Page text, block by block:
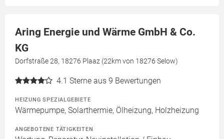
Aring Energie und Wärme GmbH & Co.
KG
Dorfstraße 28, 18276 Plaaz (22km von 18276 Selow)
4.1 Sterne aus 9 Bewertungen
HEIZUNG SPEZIALGEBIETE
Wärmepumpe, Solarthermie, Ölheizung, Holzheizung
ANGEBOTENE TÄTIGKEITEN